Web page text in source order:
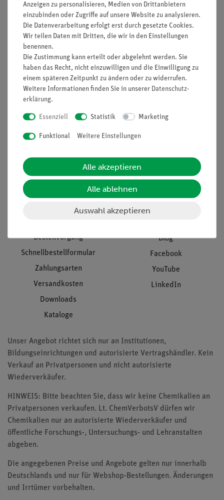
Informationen
Projekte und Lösungen
Presse
Stellenangebote
Kontakt
Hinweisgeberschutz
Datenschutz
Service
Übersicht Service
Beratung & Showroom
Inventarisierungs- &
Einräumservice
Kundendienst
Download &
Support
Bestellvorgang
Schnellbestellformular
Zahlungsarten
Versandkosten
Downloads
Kataloge
Social Media
Blog
Facebook
YouTube
LinkedIn
Unser Angebot richtet sich nur an Institutionen,
Bildungseinrichtungen und autorisierte Vertragshändler. Kein
Verkauf an Privatpersonen und nicht autorisierte
Wiederverkäufer.
HINWEIS: Bitte beachten Sie, dass wir keine Chemikalien an
Privatpersonen verkaufen. Lt. ChemVerbotsV dürfen wir
Chemikalien nur an autorisierte Wiederverkäufer und
öffentliche Forschungs-, Untersuchungs- und Lehranstalten
abgeben.
Die angegebenen Preise und Angebote gelten nur innerhalb
Deutschlands und nur für Webshop-Bestellungen. Änderungen
und Irrtümer vorbehalten.
Anzeigen zu personalisieren, Medien von Drittanbietern
einzubinden oder Zugriffe auf unsere Website zu analysieren.
Die Datenverarbeitung erfolgt erst durch gesetzte Cookies.
Wir teilen Daten mit Dritten, die wir in den Einstellungen
benennen.
Die Zustimmung kann erteilt oder abgelehnt werden. Sie
haben das Recht, nicht einzuwilligen und die Einwilligung zu
einem späteren Zeitpunkt zu ändern oder zu widerrufen.
Weitere Informationen finden Sie in unserer Daten­schutz­
erklärung.
Essenziell Statistik Marketing
Funktional Weitere Einstellungen
Alle akzeptieren
Alle ablehnen
Auswahl akzeptieren